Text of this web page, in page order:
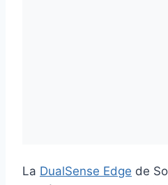
La DualSense Edge de